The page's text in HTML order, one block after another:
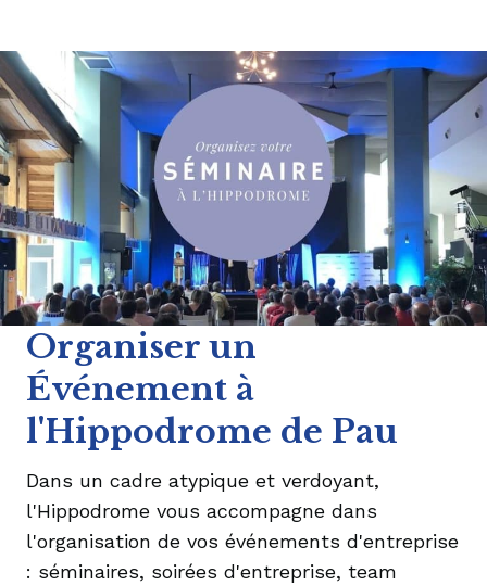
Organiser un
Événement à
l'Hippodrome de Pau
Dans un cadre atypique et verdoyant,
l'Hippodrome vous accompagne dans
l'organisation de vos événements d'entreprise
: séminaires, soirées d'entreprise, team